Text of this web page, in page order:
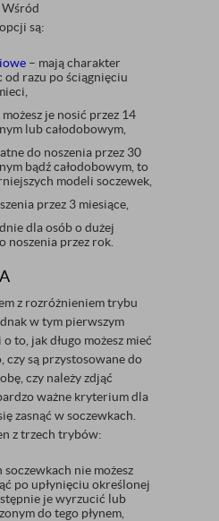
są:
– mają charakter
od razu po ściągnięciu
je nosić przez 14
lub całodobowym,
do noszenia przez 30
bądź całodobowym, to
modeli soczewek,
przez 3 miesiące,
dla osób o dużej
noszenia przez rok.
z rozróżnieniem trybu
w tym pierwszym
to, jak długo możesz mieć
czy są przystosowane do
czy należy zdjąć
ważne kryterium dla
zasnąć w soczewkach.
z trzech trybów:
nie możesz
po upłynięciu określonej
je wyrzucić lub
do tego płynem,